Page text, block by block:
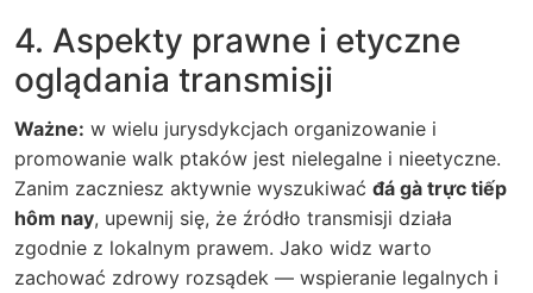
4. Aspekty prawne i etyczne
oglądania transmisji
Ważne: w wielu jurysdykcjach organizowanie i
promowanie walk ptaków jest nielegalne i nieetyczne.
Zanim zaczniesz aktywnie wyszukiwać đá gà trực tiếp
hôm nay, upewnij się, że źródło transmisji działa
zgodnie z lokalnym prawem. Jako widz warto
zachować zdrowy rozsądek — wspieranie legalnych i